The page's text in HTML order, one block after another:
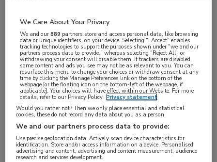
FUNCTIE
Zorgmanager
BRANCHE
Instelling/tehuis
AANSTELLING
Niet nader bepaald
PLAATSINGSDATUM
4 november 2025
NIVEAU
HBO
We Care About Your Privacy
We and our889 partners store and access personal data, like browsing
data or unique identifiers, on your device. Selecting "I Accept" enables
tracking technologies to support the purposes shown under "we and our
partners process data to provide," whereas selecting "Reject All" or
withdrawing your consent will disable them. If trackers are disabled,
some content and ads you see may not be as relevant to you. You can
resurface this menu to change your choices or withdraw consent at any
time by clicking the Manage Preferences link on the bottom of the
webpage [or the floating icon on the bottom-left of the webpage, if
applicable]. Your choices will have effect within our Website. For more
details, refer to our Privacy Policy. Privacy statement
Would you rather not? Then we only place essential and statistical
cookies, these do not record any data about you as a person
We and our partners process data to provide:
Use precise geolocation data. Actively scan device characteristics for
identification. Store and/or access information on a device. Personalised
advertising and content, advertising and content measurement, audience
research and services development.